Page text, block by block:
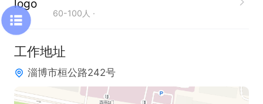
60-100人
工作地址
淄博市桓公路242号